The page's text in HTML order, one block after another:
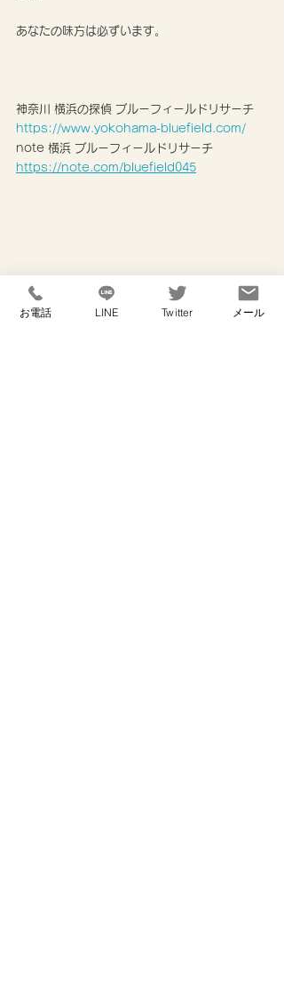
あなたの味方は必ずいます。
神奈川 横浜の探偵 ブルーフィールドリサーチ
https://www.yokohama-bluefield.com/
note 横浜 ブルーフィールドリサーチ
https://note.com/bluefield045
お電話 LINE Twitter メール